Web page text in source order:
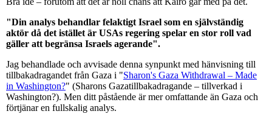
"Din analys behandlar felaktigt Israel som en självständig
aktör då det istället är USAs regering spelar en stor roll vad
gäller att begränsa Israels agerande".
Jag behandlade och avvisade denna synpunkt med hänvisning till
tillbakadragandet från Gaza i "Sharon's Gaza Withdrawal – Made
in Washington?" (Sharons Gazatillbakadragande – tillverkad i
Washington?). Men ditt påstående är mer omfattande än Gaza och
förtjänar en fullskalig analys.